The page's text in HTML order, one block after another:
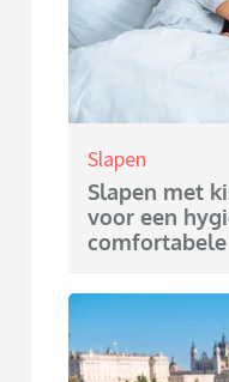
Slapen
Slapen met
voor een